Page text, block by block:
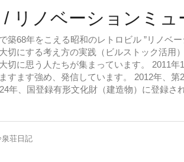
築68年をこえる昭和のレトロビル ”リノベ
切にする考え方の実践（ビルストック活用
切に思う人たちが集まっています。 2011
すます強め、発信しています。 2012年、
年、国登録有形文化財（建造物）に登録さ
泉荘日記